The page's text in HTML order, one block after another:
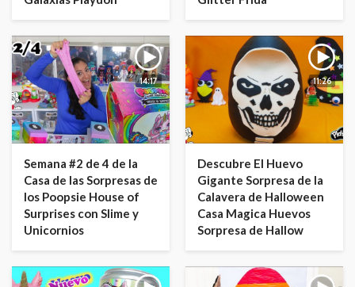
14:17
Semana #2 de 4 de la
Casa de las Sorpresas de
los Poopsie House of
Surprises con Slime y
Unicornios
11:26
Descubre El Huevo
Gigante Sorpresa de la
Calavera de Halloween
Casa Magica Huevos
Sorpresa de Hallow